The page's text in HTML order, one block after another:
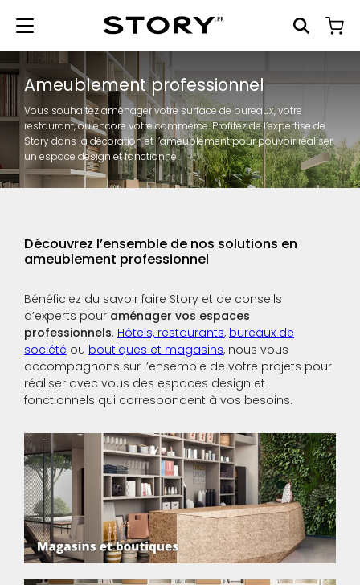
Ameublement professionnel
Vous souhaitez aménager votre surface de bureaux, votre
restaurant, ou encore votre commerce. Profitez de l’expertise de
Story dans la décoration et l’ameublement pour pouvoir réaliser
un espace design et fonctionnel.
Découvrez l’ensemble de nos solutions en
ameublement professionnel
Bénéficiez du savoir faire Story et de conseils
d’experts pour aménager vos espaces
professionnels. Hôtels, restaurants, bureaux de
société ou boutiques et magasins, nous vous
accompagnons sur l’ensemble de votre projets pour
réaliser avec vous des espaces design et
fonctionnels qui correspondent à vos besoins.